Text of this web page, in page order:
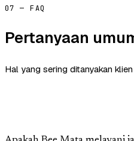
07 — FAQ
Pertanyaan
Hal yang sering ditanyakan